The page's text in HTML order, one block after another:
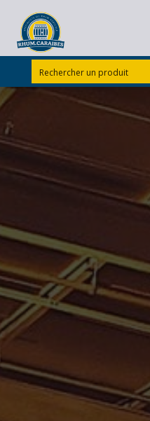
Accueil/Rhums
Martinique/RHUM
2006 15 ANS ETIQUETTE